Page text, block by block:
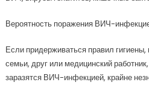
Вероятность поражения ВИЧ-
Если придерживаться правил гигиены,
семьи, друг или медицинский
заразятся ВИЧ-инфекцией, крайне